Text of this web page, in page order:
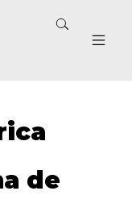
de